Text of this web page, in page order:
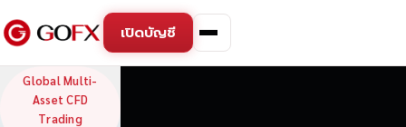
เปิดบัญชี
GoFX — Global Multi-
Global Multi-
Asset CFD
Trading